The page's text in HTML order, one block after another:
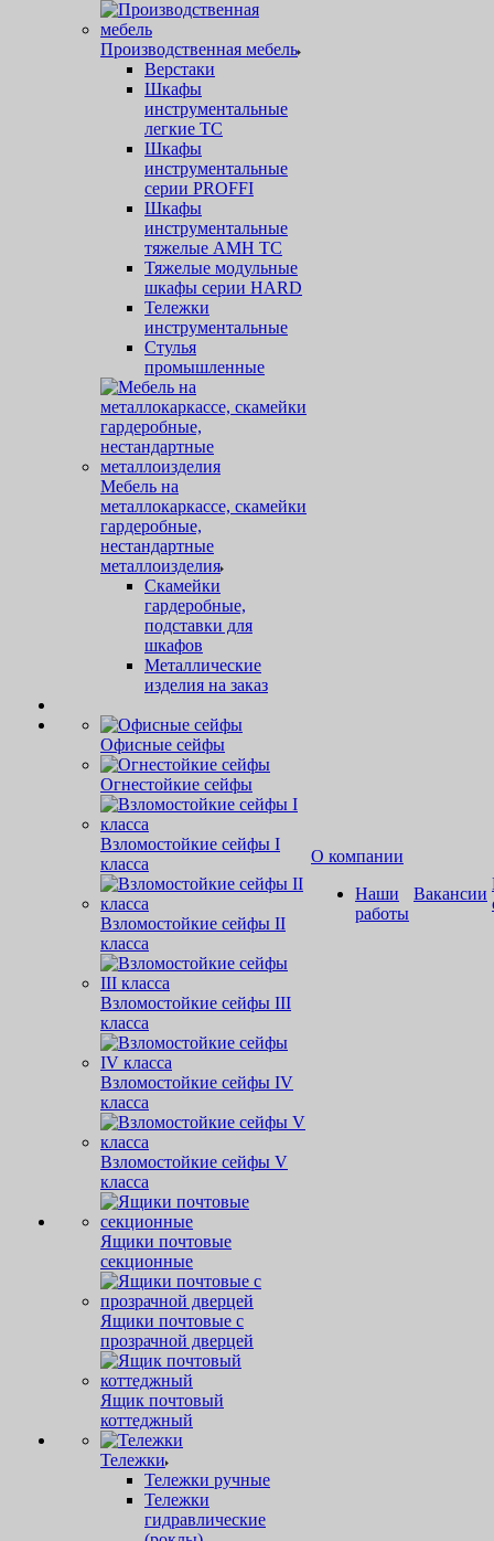
Производственная мебель
Верстаки
Шкафы
инструментальные
легкие ТС
Шкафы
инструментальные
серии PROFFI
Шкафы
инструментальные
тяжелые AMH TC
Тяжелые модульные
шкафы серии HARD
Тележки
инструментальные
Стулья
промышленные
Мебель на
металлокаркассе, скамейки
гардеробные,
нестандартные
металлоизделия
Скамейки
гардеробные,
подставки для
шкафов
Металлические
изделия на заказ
Офисные сейфы
Огнестойкие сейфы
Взломостойкие сейфы I
класса
Взломостойкие сейфы II
класса
Взломостойкие сейфы III
класса
Взломостойкие сейфы IV
класса
Взломостойкие сейфы V
класса
Ящики почтовые
секционные
Ящики почтовые с
прозрачной дверцей
Ящик почтовый
коттеджный
Тележки
Тележки ручные
Тележки
гидравлические
О компании
Наши
работы
Вакансии